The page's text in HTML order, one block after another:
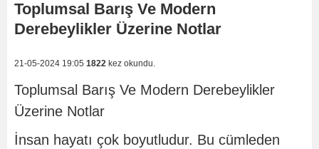
Toplumsal Barış Ve Modern
Derebeylikler Üzerine Notlar
21-05-2024 19:05 1822 kez okundu.
Toplumsal Barış Ve Modern Derebeylikler
Üzerine Notlar
İnsan hayatı çok boyutludur. Bu cümleden